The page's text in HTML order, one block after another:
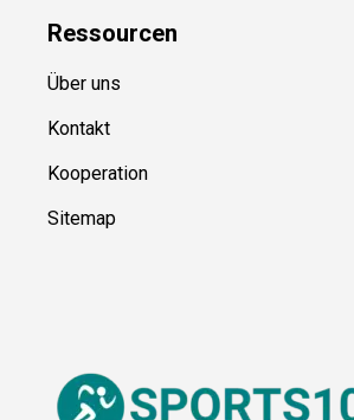
Ressourcen
Über uns
Kontakt
Kooperation
Sitemap